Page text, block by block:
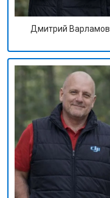
Дмитрий Варламов